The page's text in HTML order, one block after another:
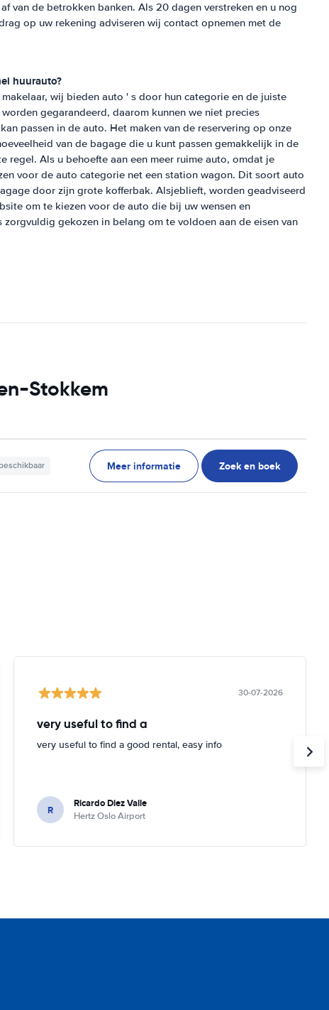
van de betrokken banken. Als 20 dagen verstreken en u nog
op uw rekening adviseren wij contact opnemen met de
huurauto?
wij bieden auto ' s door hun categorie en de juiste
gegarandeerd, daarom kunnen we niet precies
passen in de auto. Het maken van de reservering op onze
van de bagage die u kunt passen gemakkelijk in de
regel. Als u behoefte aan een meer ruime auto, omdat je
voor de auto categorie net een station wagon. Dit soort auto
door zijn grote kofferbak. Alsjeblieft, worden geadviseerd
om te kiezen voor de auto die bij uw wensen en
zorgvuldig gekozen in belang om te voldoen aan de eisen van
Stokkem
Meer informatie Zoek en boek
30-07-2026
very useful to find a
very useful to find a good rental, easy info
R Ricardo Diez Valle
Hertz Oslo Airport